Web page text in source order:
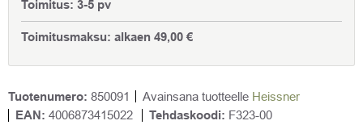
Toimitus: 3-5 pv
Toimitusmaksu: alkaen 49,00 €
Tuotenumero: 850091 Avainsana tuotteelle Heissner
EAN: 4006873415022 Tehdaskoodi: F323-00